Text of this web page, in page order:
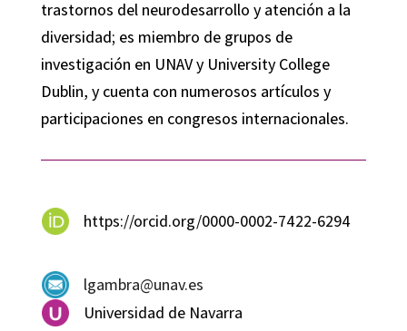
trastornos del neurodesarrollo y atención a la
diversidad; es miembro de grupos de
investigación en UNAV y University College
Dublin, y cuenta con numerosos artículos y
participaciones en congresos internacionales.
https://orcid.org/0000-0002-7422-6294
lgambra@unav.es
Universidad de Navarra